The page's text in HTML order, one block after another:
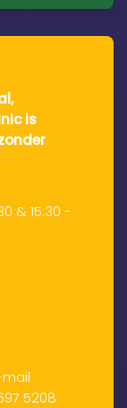
is
& 15:30 -
5208